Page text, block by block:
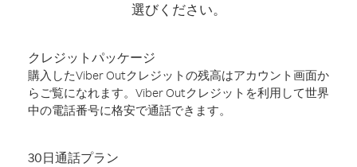
選びください。
クレジットパッケージ
購入したViber Outクレジットの残高はアカウント画面か
らご覧になれます。Viber Outクレジットを利用して世界
中の電話番号に格安で通話できます。
30日通話プラン